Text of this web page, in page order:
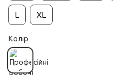
L XL
Колір